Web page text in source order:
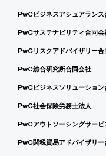
PwCビジネスアシュアランス
PwCサステナビリティ合同会
PwCリスクアドバイザリー合
PwC総合研究所合同会社
PwCビジネスソリューション
PwC社会保険労務士法人
PwCアウトソーシングサービ
PwC関税貿易アドバイザリー